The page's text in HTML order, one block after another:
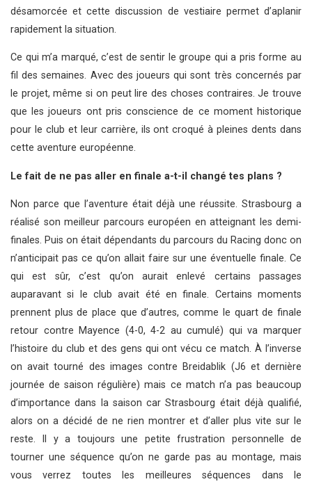
désamorcée et cette discussion de vestiaire permet d’aplanir
rapidement la situation.
Ce qui m’a marqué, c’est de sentir le groupe qui a pris forme au
fil des semaines. Avec des joueurs qui sont très concernés par
le projet, même si on peut lire des choses contraires. Je trouve
que les joueurs ont pris conscience de ce moment historique
pour le club et leur carrière, ils ont croqué à pleines dents dans
cette aventure européenne.
Le fait de ne pas aller en finale a-t-il changé tes plans ?
Non parce que l’aventure était déjà une réussite. Strasbourg a
réalisé son meilleur parcours européen en atteignant les demi-
finales. Puis on était dépendants du parcours du Racing donc on
n’anticipait pas ce qu’on allait faire sur une éventuelle finale. Ce
qui est sûr, c’est qu’on aurait enlevé certains passages
auparavant si le club avait été en finale. Certains moments
prennent plus de place que d’autres, comme le quart de finale
retour contre Mayence (4-0, 4-2 au cumulé) qui va marquer
l’histoire du club et des gens qui ont vécu ce match. À l’inverse
on avait tourné des images contre Breidablik (J6 et dernière
journée de saison régulière) mais ce match n’a pas beaucoup
d’importance dans la saison car Strasbourg était déjà qualifié,
alors on a décidé de ne rien montrer et d’aller plus vite sur le
reste. Il y a toujours une petite frustration personnelle de
tourner une séquence qu’on ne garde pas au montage, mais
vous verrez toutes les meilleures séquences dans le